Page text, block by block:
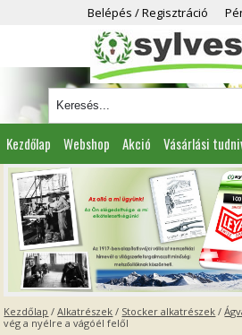
Belépés / Regisztráció
Kezdőlap Webshop Akció Vásárlási
Viszonteladóknak Partnereink Kapcsolat
Kezdőlap /Alkatrészek / Stocker alkatrészek /
vég a nyélre a vágóél felől